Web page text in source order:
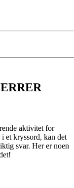
aktivitet for
et kryssord, kan det
svar. Her er noen